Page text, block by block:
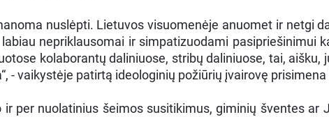
nuslėpti. Lietuvos visuomenėje anuomet ir netgi
nepriklausomai ir simpatizuodami pasipriešinimui
kolaborantų daliniuose, stribų daliniuose, tai,
- vaikystėje patirtą ideologinių požiūrių įvairovę prisimena
per nuolatinius šeimos susitikimus, giminių šventes